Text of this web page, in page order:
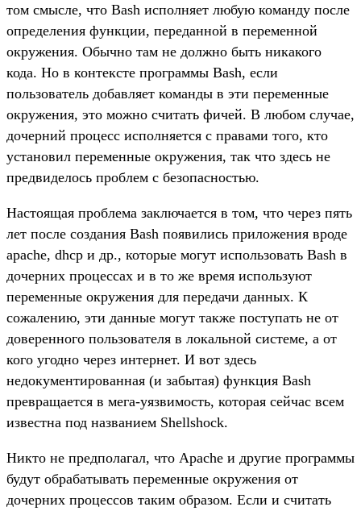
том смысле, что Bash исполняет любую команду после
определения функции, переданной в переменной
окружения. Обычно там не должно быть никакого
кода. Но в контексте программы Bash, если
пользователь добавляет команды в эти переменные
окружения, это можно считать фичей. В любом случае,
дочерний процесс исполняется с правами того, кто
установил переменные окружения, так что здесь не
предвиделось проблем с безопасностью.
Настоящая проблема заключается в том, что через пять
лет после создания Bash появились приложения вроде
apache, dhcp и др., которые могут использовать Bash в
дочерних процессах и в то же время используют
переменные окружения для передачи данных. К
сожалению, эти данные могут также поступать не от
доверенного пользователя в локальной системе, а от
кого угодно через интернет. И вот здесь
недокументированная (и забытая) функция Bash
превращается в мега-уязвимость, которая сейчас всем
известна под названием Shellshock.
Никто не предполагал, что Apache и другие программы
будут обрабатывать переменные окружения от
дочерних процессов таким образом. Если и считать